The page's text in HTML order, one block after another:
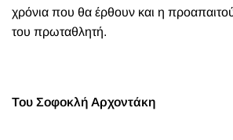
χρόνια που θα έρθουν και η
του πρωταθλητή.
Του Σοφοκλή Αρχοντάκη